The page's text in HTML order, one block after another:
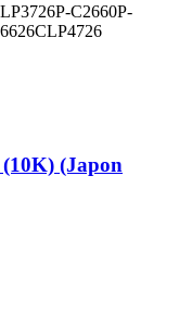
P-C2660P-
CLP4726
(Japon